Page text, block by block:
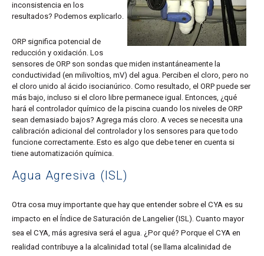
inconsistencia en los
resultados? Podemos explicarlo.
ORP significa potencial de
reducción y oxidación. Los
sensores de ORP son sondas que miden instantáneamente la
conductividad (en milivoltios, mV) del agua. Perciben el cloro, pero no
el cloro unido al ácido isocianúrico. Como resultado, el ORP puede ser
más bajo, incluso si el cloro libre permanece igual. Entonces, ¿qué
hará el controlador químico de la piscina cuando los niveles de ORP
sean demasiado bajos? Agrega más cloro. A veces se necesita una
calibración adicional del controlador y los sensores para que todo
funcione correctamente. Esto es algo que debe tener en cuenta si
tiene automatización química.
Agua Agresiva (ISL)
Otra cosa muy importante que hay que entender sobre el CYA es su
impacto en el Índice de Saturación de Langelier (ISL). Cuanto mayor
sea el CYA, más agresiva será el agua. ¿Por qué? Porque el CYA en
realidad contribuye a la alcalinidad total (se llama alcalinidad de